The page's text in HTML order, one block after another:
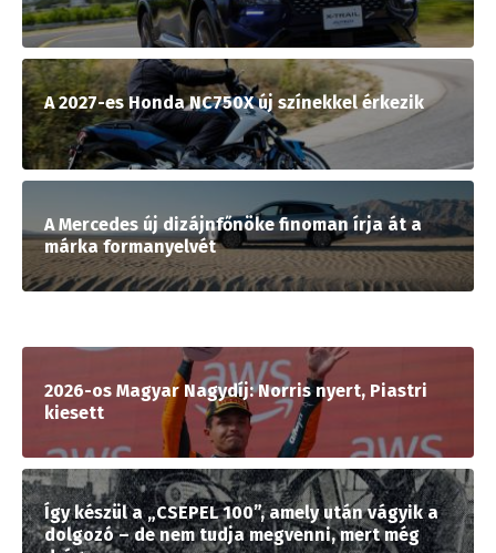
A 2027-es Honda NC750X új színekkel érkezik
A Mercedes új dizájnfőnöke finoman írja át a
márka formanyelvét
2026-os Magyar Nagydíj: Norris nyert, Piastri
kiesett
Így készül a „CSEPEL 100”, amely után vágyik a
dolgozó – de nem tudja megvenni, mert még